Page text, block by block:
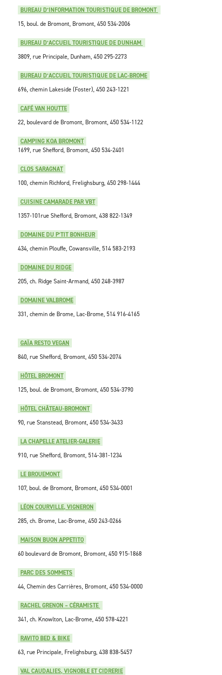
BUREAU D’INFORMATION TOURISTIQUE DE BROMONT
15, boul. de Bromont, Bromont, 450 534-2006
BUREAU D’ACCUEIL TOURISTIQUE DE DUNHAM
3809, rue Principale, Dunham, 450 295-2273
BUREAU D’ACCUEIL TOURISTIQUE DE LAC-BROME
696, chemin Lakeside (Foster), 450 243-1221
CAFÉ VAN HOUTTE
22, boulevard de Bromont, Bromont, 450 534-1122
CAMPING KOA BROMONT
1699, rue Shefford, Bromont, 450 534-2401
CLOS SARAGNAT
100, chemin Richford, Frelighsburg, 450 298-1444
CUISINE CAMARADE PAR VBT
1357-101rue Shefford, Bromont, 438 822-1349
DOMAINE DU P’TIT BONHEUR
434, chemin Plouffe, Cowansville, 514 583-2193
DOMAINE DU RIDGE
205, ch. Ridge Saint-Armand, 450 248-3987
DOMAINE VALBROME
331, chemin de Brome, Lac-Brome, 514 916-4165
GAÏA RESTO VEGAN
840, rue Shefford, Bromont, 450 534-2074
HÔTEL BROMONT
125, boul. de Bromont, Bromont, 450 534-3790
HÔTEL CHÂTEAU-BROMONT
90, rue Stanstead, Bromont, 450 534-3433
LA CHAPELLE ATELIER-GALERIE
910, rue Shefford, Bromont, 514-381-1234
LE BROUEMONT
107, boul. de Bromont, Bromont, 450 534-0001
LÉON COURVILLE, VIGNERON
285, ch. Brome, Lac-Brome, 450 243-0266
MAISON BUON APPETITO
60 boulevard de Bromont, Bromont, 450 915-1868
PARC DES SOMMETS
44, Chemin des Carrières, Bromont, 450 534-0000
RACHEL GRENON – CÉRAMISTE
341, ch. Knowlton, Lac-Brome, 450 578-4221
RAVITO BED & BIKE
63, rue Principale, Frelighsburg, 438 838-5457
VAL CAUDALIES, VIGNOBLE ET CIDRERIE